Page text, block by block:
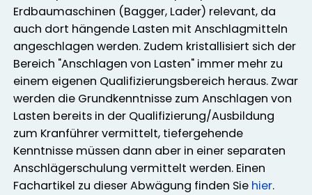
Erdbaumaschinen (Bagger, Lader) relevant, da
auch dort hängende Lasten mit Anschlagmitteln
angeschlagen werden. Zudem kristallisiert sich der
Bereich "Anschlagen von Lasten" immer mehr zu
einem eigenen Qualifizierungsbereich heraus. Zwar
werden die Grundkenntnisse zum Anschlagen von
Lasten bereits in der Qualifizierung/Ausbildung
zum Kranführer vermittelt, tiefergehende
Kenntnisse müssen dann aber in einer separaten
Anschlägerschulung vermittelt werden. Einen
Fachartikel zu dieser Abwägung finden Sie hier.